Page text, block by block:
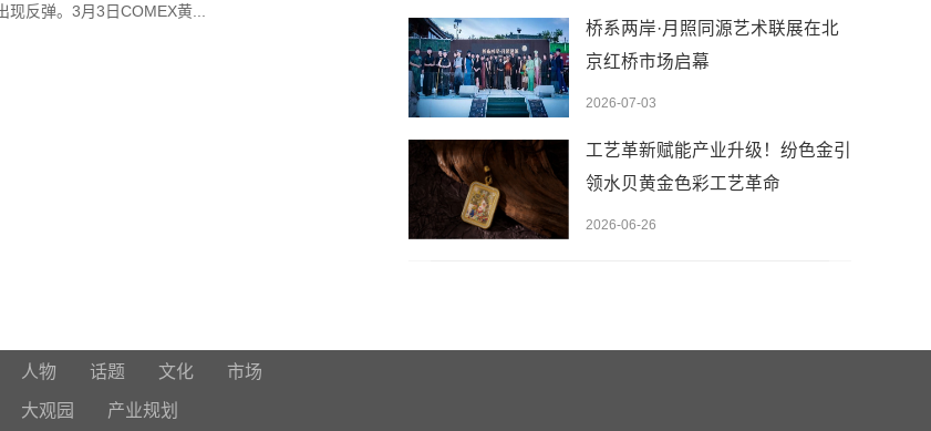
反弹。3月3日COMEX黄...
桥系两岸·月照同源艺术联展在北
京红桥市场启幕
2026-07-03
工艺革新赋能产业升级！纷色金引
领水贝黄金色彩工艺革命
2026-06-26
人物 话题 文化 市场
大观园 产业规划